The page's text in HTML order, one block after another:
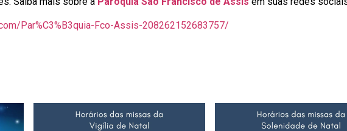
Par%C3%B3quia-Fco-Assis-208262152683757/